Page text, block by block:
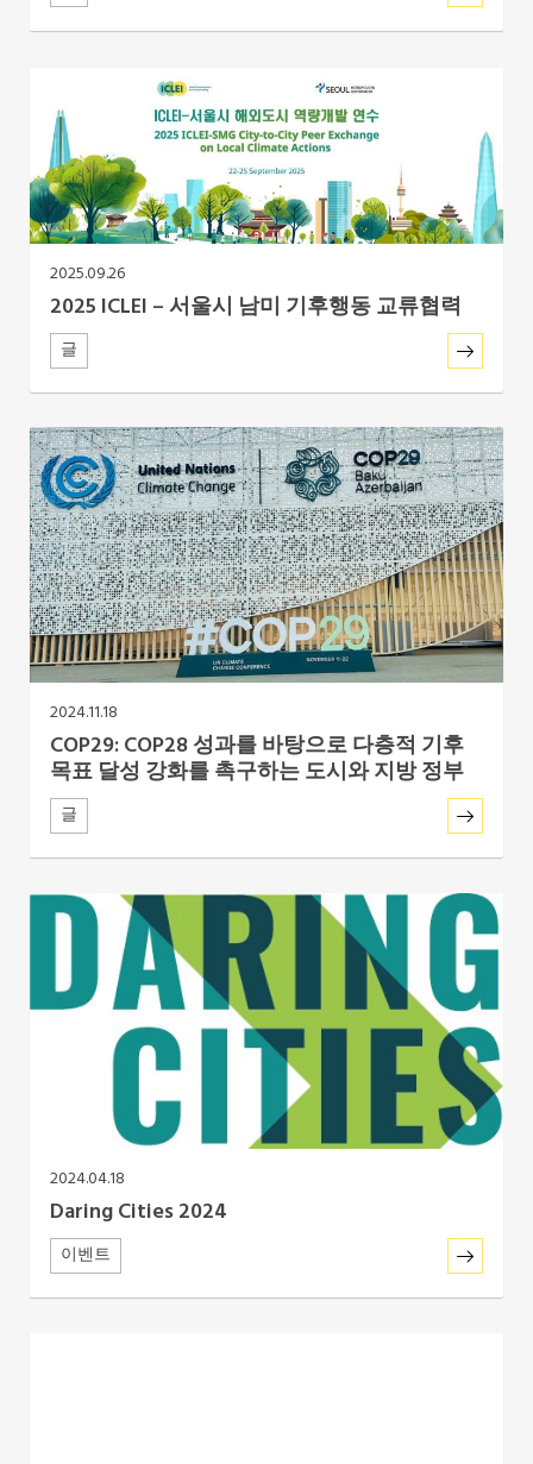
2025.09.26
2025 ICLEI – 서울시 남미 기후행동 교류협력
글
2024.11.18
COP29: COP28 성과를 바탕으로 다층적 기후
목표 달성 강화를 촉구하는 도시와 지방 정부
글
2024.04.18
Daring Cities 2024
이벤트